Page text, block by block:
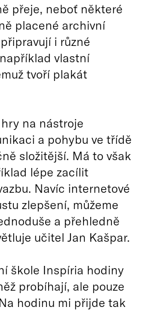
přeje, neboť některé
placené archivní
i různé
vlastní
tvoří plakát
na nástroje
a pohybu ve třídě
složitější. Má to však
lépe zacílit
Navíc internetové
zlepšení, můžeme
a přehledně
učitel Jan Kašpar.
škole Inspíria hodiny
probíhají, ale pouze
hodinu mi přijde tak